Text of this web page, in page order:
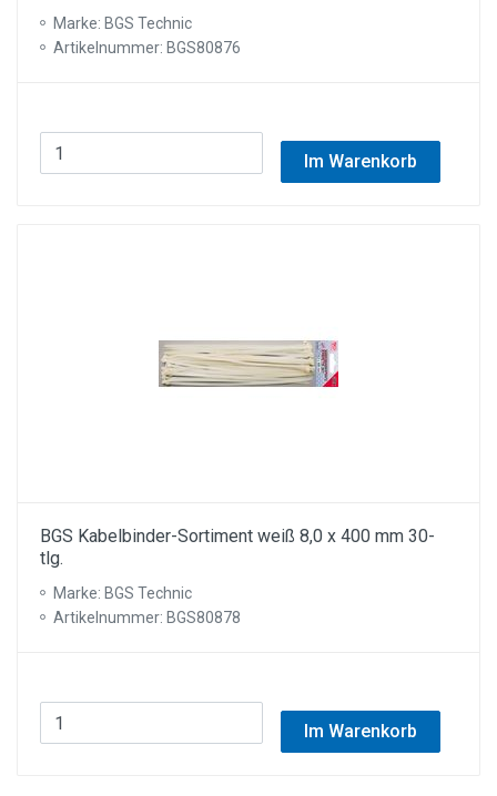
Marke: BGS Technic
Artikelnummer: BGS80876
Im Warenkorb
BGS Kabelbinder-Sortiment weiß 8,0 x 400 mm 30-
tlg.
Marke: BGS Technic
Artikelnummer: BGS80878
Im Warenkorb